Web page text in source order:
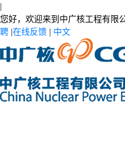
您好，欢迎来到中广核工程有限
聘 在线反馈 中文